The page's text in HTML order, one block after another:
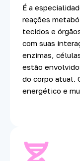
É a
reações
tecidos e
com suas
enzimas,
estão
do corpo atual.
energético e